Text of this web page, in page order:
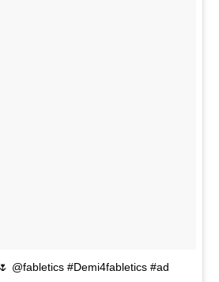
@fabletics #Demi4fabletics #ad